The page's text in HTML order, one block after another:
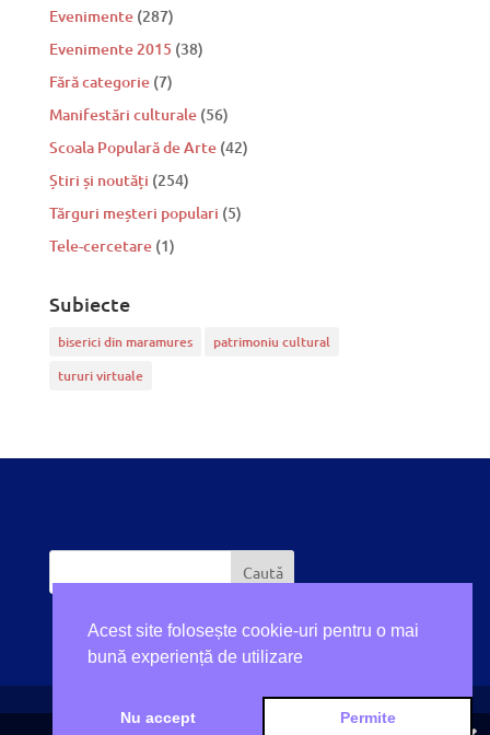
Evenimente(287)
Evenimente 2015 (38)
Fără categorie(7)
Manifestări culturale(56)
Scoala Populară de Arte(42)
Știri și noutăți (254)
Tărguri meșteri populari (5)
Tele-cercetare(1)
Subiecte
biserici din maramures
patrimoniu cultural
tururi virtuale
Acest site folosește cookie-uri pentru o mai
bună experiență de utilizare
Nu accept Permite